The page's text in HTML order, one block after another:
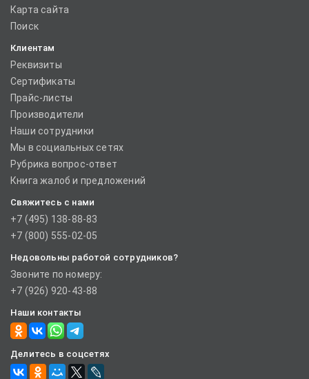
Карта сайта
Поиск
Клиентам
Реквизиты
Сертификаты
Прайс-листы
Производители
Наши сотрудники
Мы в социальных сетях
Рубрика вопрос-ответ
Книга жалоб и предложений
Свяжитесь с нами
+7 (495) 138-88-83
+7 (800) 555-02-05
Недовольны работой сотрудников?
Звоните по номеру:
+7 (926) 920-43-88
Наши контакты
Делитесь в соцсетях